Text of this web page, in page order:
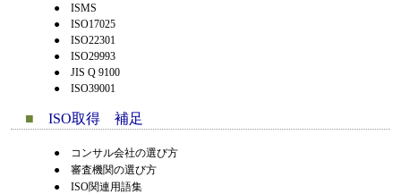
● ISMS
● ISO17025
● ISO22301
● ISO29993
● JIS Q 9100
● ISO39001
■ ISO取得 補足
●
コンサル会社の選び方
● 審査機関の選び方
● ISO関連用語集